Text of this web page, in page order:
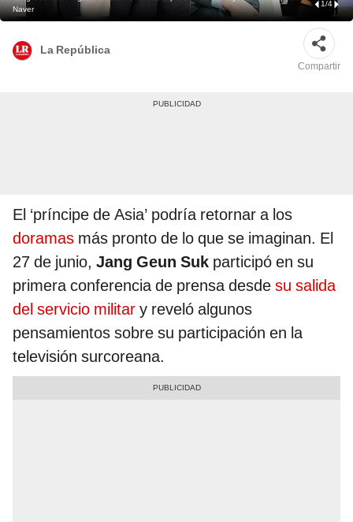
Naver
1/4
La República
Compartir
El ‘príncipe de Asia’ podría retornar a los
doramas más pronto de lo que se imaginan. El
27 de junio, Jang Geun Suk participó en su
primera conferencia de prensa desde su salida
del servicio militar y reveló algunos
pensamientos sobre su participación en la
televisión surcoreana.